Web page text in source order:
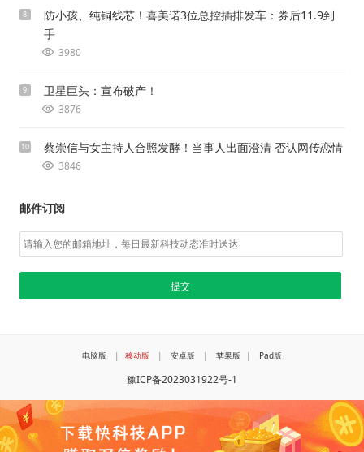
8
防小孩、纯铜线芯！喜美诺3位总控插排发车：券后11.9到
手
3980
9 卫星巨头：宣布破产！
3876
10 蔡崇信与女主持人合照发酵！当事人出面澄清 否认网传恋情
3846
邮件订阅
电脑版 | 移动版 | 安卓版 | 苹果版 | Pad版
豫ICP备2023031922号-1